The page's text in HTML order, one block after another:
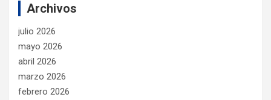
Archivos
julio 2026
mayo 2026
abril 2026
marzo 2026
febrero 2026